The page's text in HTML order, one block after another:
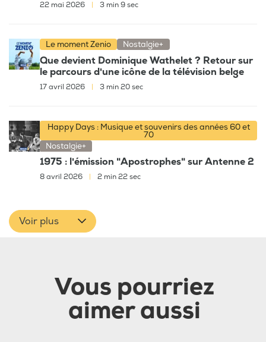
22 mai 2026 3 min 9 sec
Le moment Zenio Nostalgie+
Que devient Dominique Wathelet ? Retour sur
le parcours d'une icône de la télévision belge
17 avril 2026 3 min 20 sec
Happy Days : Musique et souvenirs des années 60 et
70
Nostalgie+
1975 : l'émission "Apostrophes" sur Antenne 2
8 avril 2026 2 min 22 sec
Voir plus
Vous pourriez
aimer aussi